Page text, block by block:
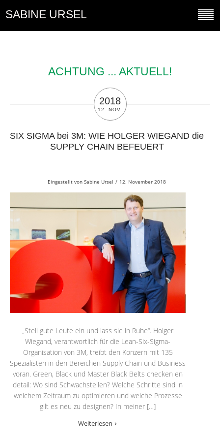
SABINE URSEL
ACHTUNG ... AKTUELL!
2018
12. NOV.
SIX SIGMA bei 3M: WIE HOLGER WIEGAND die
SUPPLY CHAIN BEFEUERT
Eingestellt vonSabine Ursel / 12. November 2018
„Stell gute Leute ein und lass sie in Ruhe“. Holger
Wiegand, verantwortlich für die Lean-Six-Sigma-
Organisation von 3M, treibt den Konzern mit 135
Spezialisten in den Bereichen Supply Chain und Business
voran. Green, Black und Master Black Belts checken en
detail: Wo sind Schwachstellen? Welche Schritte sind in
welchem Zeitraum zu optimieren und welche Prozesse
gilt es neu zu designen? In meiner […]
Weiterlesen